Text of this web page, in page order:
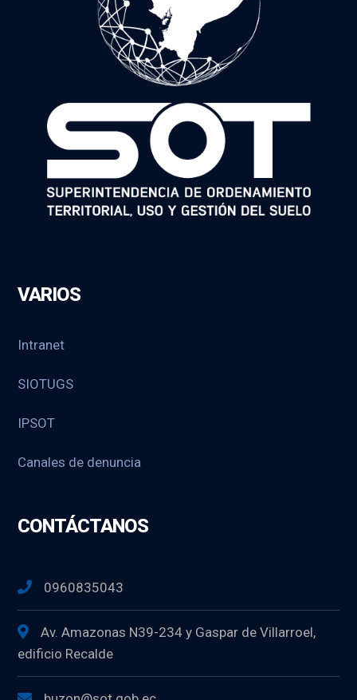
VARIOS
Intranet
SIOTUGS
IPSOT
Canales de denuncia
CONTÁCTANOS
0960835043
Av. Amazonas N39-234 y Gaspar de Villarroel,
edificio Recalde